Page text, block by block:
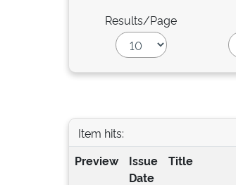
Results/Page
Item hits:
Preview
Issue
Date
Title